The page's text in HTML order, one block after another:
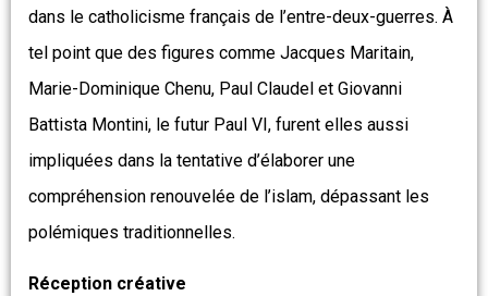
dans le catholicisme français de l’entre-deux-guerres. À
tel point que des figures comme Jacques Maritain,
Marie-Dominique Chenu, Paul Claudel et Giovanni
Battista Montini, le futur Paul VI, furent elles aussi
impliquées dans la tentative d’élaborer une
compréhension renouvelée de l’islam, dépassant les
polémiques traditionnelles.
Réception créative